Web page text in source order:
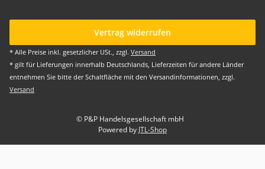
Vertrag widerrufen
* Alle Preise inkl. gesetzlicher USt., zzgl. Versand
* gilt für Lieferungen innerhalb Deutschlands, Lieferzeiten für andere Länder
entnehmen Sie bitte der Schaltfläche mit den Versandinformationen, zzgl.
Versand
© P&P Handelsgesellschaft mbH
Powered by JTL-Shop